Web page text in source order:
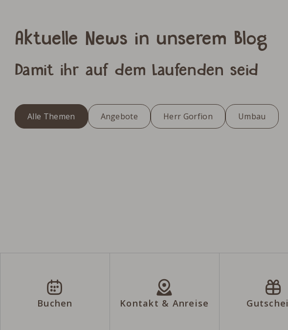
Aktuelle News in unserem Blog
Damit ihr auf dem Laufenden seid
Alle Themen Angebote Herr Gorfion Umbau
Buchen Kontakt & Anreise